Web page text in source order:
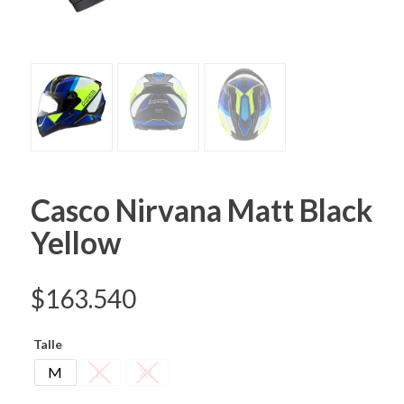
Casco Nirvana Matt Black
Yellow
$163.540
Talle
M L XL